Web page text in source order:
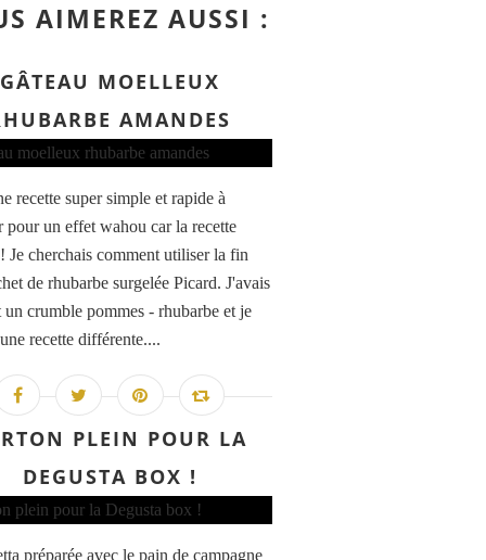
AIMEREZ AUSSI :
GÂTEAU MOELLEUX
AMANDES
recette super simple et rapide à
pour un effet wahou car la recette
Je cherchais comment utiliser la fin
de rhubarbe surgelée Picard. J'avais
un crumble pommes - rhubarbe et je
recette différente....
PLEIN POUR LA
DEGUSTA BOX !
préparée avec le pain de campagne